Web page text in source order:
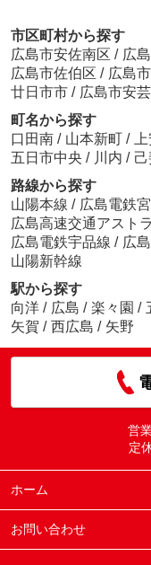
市区町村から探す
広島市安佐南区 / 広
広島市佐伯区 / 広島
廿日市市 / 広島市安
町名から探す
口田南 / 山本新町 /
五日市中央 / 川内 / 己
路線から探す
山陽本線 / 広島電鉄
広島高速交通アスト
広島電鉄宇品線 / 広
山陽新幹線
駅から探す
向洋 / 広島 / 楽々園 /
矢賀 / 西広島 / 矢野
営
定
ホーム
お問い合わせ